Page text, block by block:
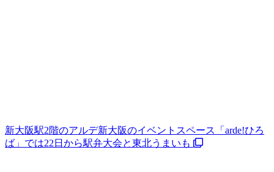
新大阪駅2階のアルデ新大阪のイベントスペース「arde!ひろ
ば」では22日から駅弁大会と東北うまいも